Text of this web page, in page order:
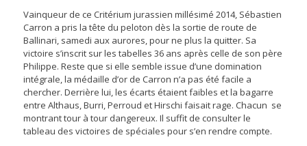
Vainqueur de ce Critérium jurassien millésimé 2014, Sébastien
Carron a pris la tête du peloton dès la sortie de route de
Ballinari, samedi aux aurores, pour ne plus la quitter. Sa
victoire s’inscrit sur les tabelles 36 ans après celle de son père
Philippe. Reste que si elle semble issue d’une domination
intégrale, la médaille d’or de Carron n’a pas été facile a
chercher. Derrière lui, les écarts étaient faibles et la bagarre
entre Althaus, Burri, Perroud et Hirschi faisait rage. Chacun se
montrant tour à tour dangereux. Il suffit de consulter le
tableau des victoires de spéciales pour s’en rendre compte.